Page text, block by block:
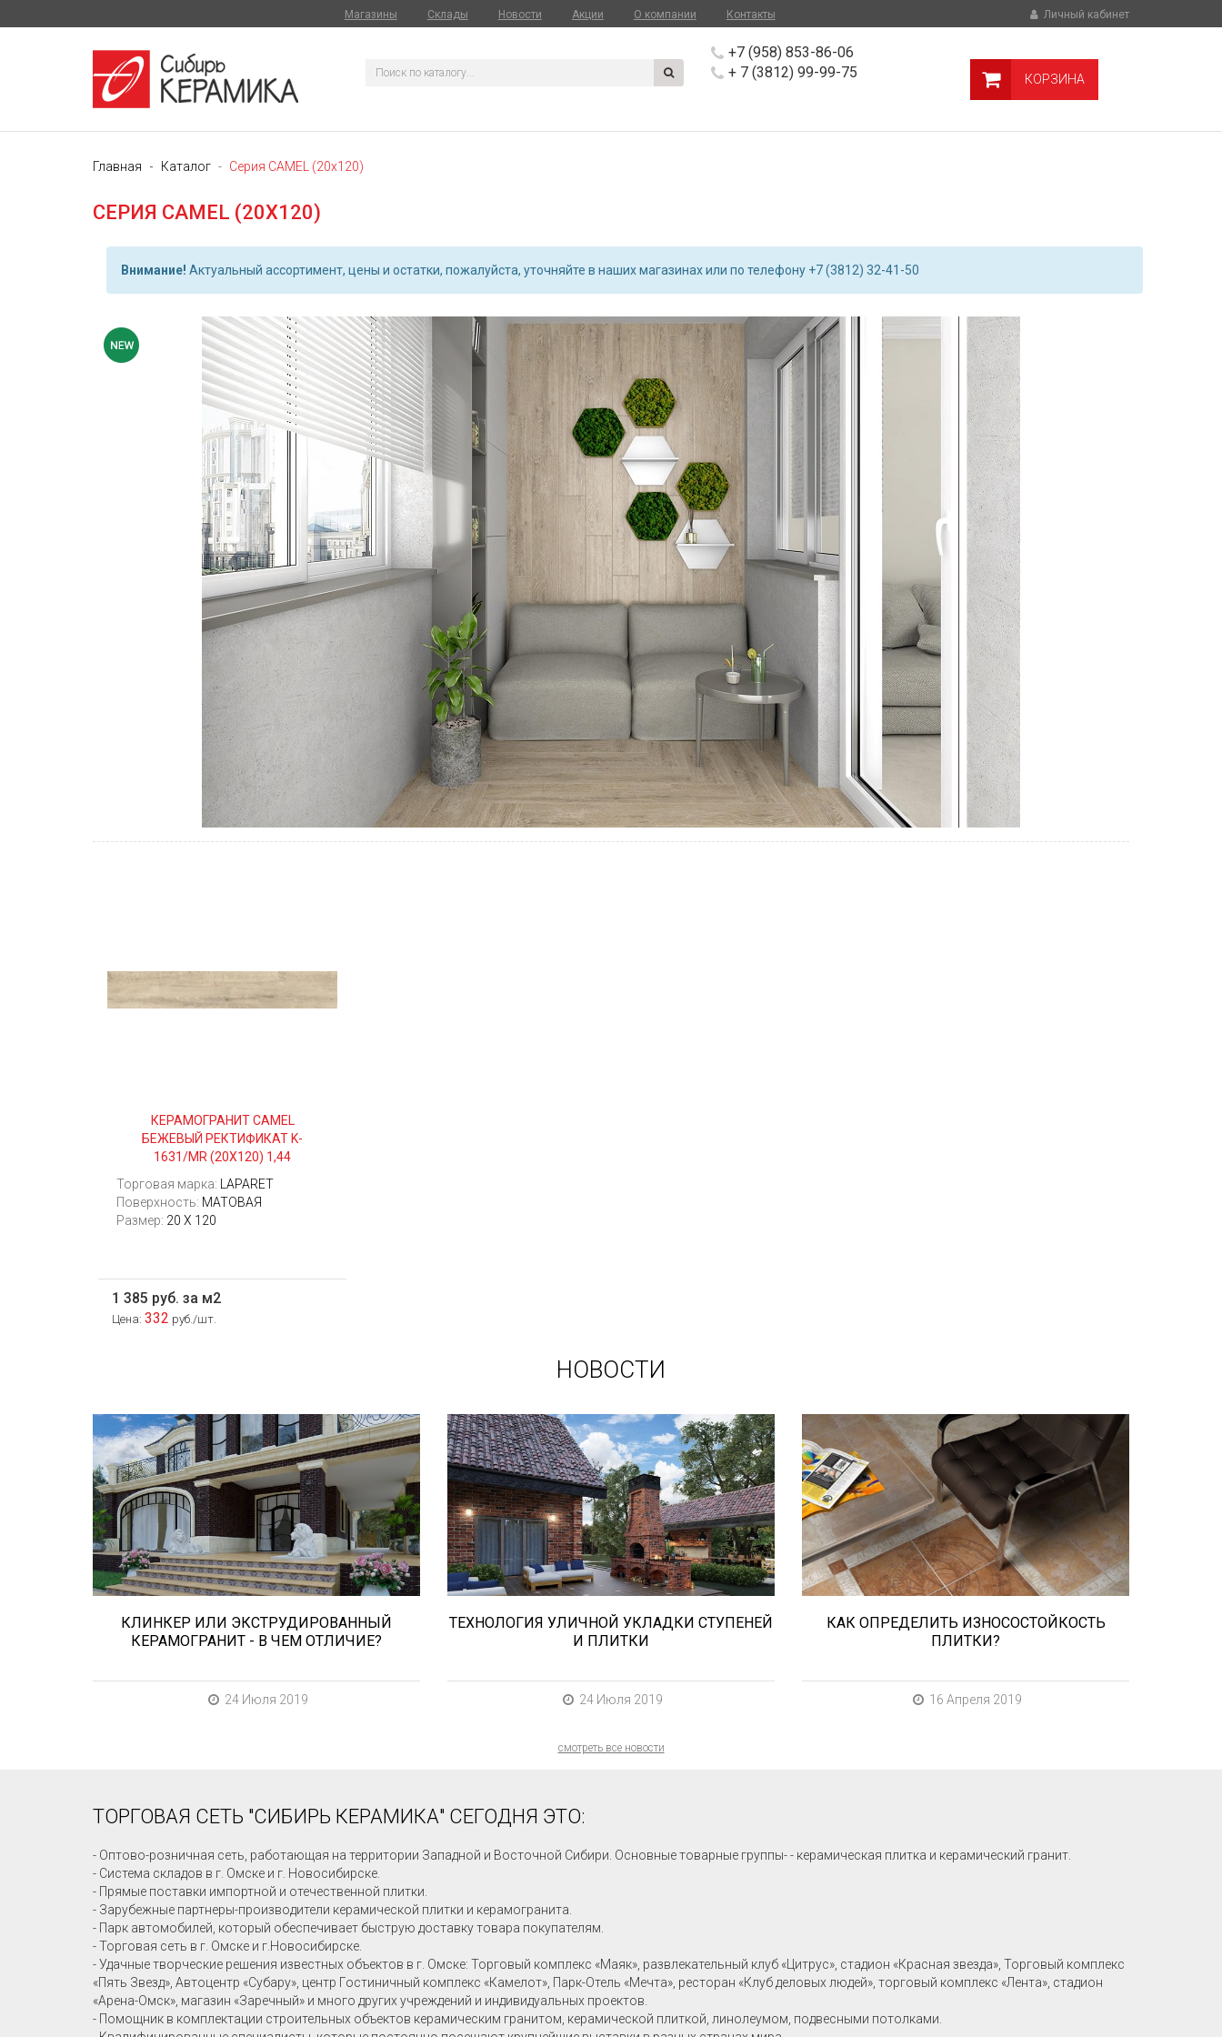
Магазины Склады Новости Акции О компании Контакты Личный кабинет
+7 (958) 853-86-06
+ 7 (3812) 99-99-75
КОРЗИНА
Главная Каталог Серия CAMEL (20х120)
СЕРИЯ CAMEL (20Х120)
Внимание! Актуальный ассортимент, цены и остатки, пожалуйста, уточняйте в наших магазинах или по телефону +7 (3812) 32-41-50
КЕРАМОГРАНИТ CAMEL
БЕЖЕВЫЙ РЕКТИФИКАТ K-
1631/MR (20Х120) 1,44
Торговая марка:
LAPARET
Поверхность: МАТОВАЯ
Размер: 20 Х 120
1 385 руб. за м2
Цена: 332 руб./шт.
НОВОСТИ
Сегодня «клинкером» называют все
подряд... и напольную плитку и ступени
(фронтальные, угловые) для облицовки
крыльца, фасадную плитку и другие
материалы преимущественно для
экстерьерной отделки домов, зон...
КЛИНКЕР ИЛИ ЭКСТРУДИРОВАННЫЙ
КЕРАМОГРАНИТ - В ЧЕМ ОТЛИЧИЕ?
24 Июля 2019
В этой статье мы расскажем о том,
что нужно учесть при выборе и
укладке уличных облицовочных
материалов (ступени и плитка).
ТЕХНОЛОГИЯ УЛИЧНОЙ УКЛАДКИ СТУПЕНЕЙ
И ПЛИТКИ
24 Июля 2019
При выборе любой плитки важно
важны не только цвет и размер, но и
ее износостойкость. Как же
определить износостойкость
керамической плитки и
керамогранита? Сейчас расскажем.
КАК ОПРЕДЕЛИТЬ ИЗНОСОСТОЙКОСТЬ
ПЛИТКИ?
16 Апреля 2019
смотреть все новости
ТОРГОВАЯ СЕТЬ "СИБИРЬ КЕРАМИКА" СЕГОДНЯ ЭТО:
- Оптово-розничная сеть, работающая на территории Западной и Восточной Сибири. Основные товарные группы- - керамическая плитка и керамический гранит.
- Система складов в г. Омске и г. Новосибирске.
- Прямые поставки импортной и отечественной плитки.
- Зарубежные партнеры-производители керамической плитки и керамогранита.
- Парк автомобилей, который обеспечивает быструю доставку товара покупателям.
- Торговая сеть в г. Омске и г.Новосибирске.
- Удачные творческие решения известных объектов в г. Омске: Торговый комплекс «Маяк», развлекательный клуб «Цитрус», стадион «Красная звезда», Торговый комплекс
«Пять Звезд», Автоцентр «Субару», центр Гостиничный комплекс «Камелот», Парк-Отель «Мечта», ресторан «Клуб деловых людей», торговый комплекс «Лента», стадион
«Арена-Омск», магазин «Заречный» и много других учреждений и индивидуальных проектов.
- Помощник в комплектации строительных объектов керамическим гранитом, керамической плиткой, линолеумом, подвесными потолками.